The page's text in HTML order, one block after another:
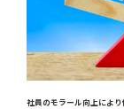
社員のモラール向上によ